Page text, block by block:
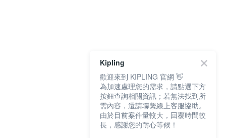
Kipling
歡迎來到 KIPLING 官網 👋
為加速處理您的需求，請點選下方
按鈕查詢相關資訊；若無法找到所
需內容，還請聯繫線上客服協助。
由於目前案件量較大，回覆時間較
長，感謝您的耐心等候！